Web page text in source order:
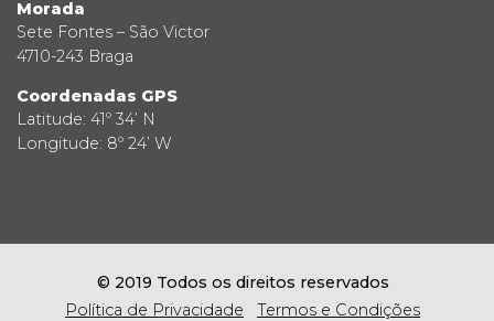
Morada
Sete Fontes – São Victor
4710-243 Braga
Coordenadas GPS
Latitude: 41º 34’ N
Longitude: 8º 24’ W
© 2019 Todos os direitos reservados
Política de Privacidade
Termos e Condições